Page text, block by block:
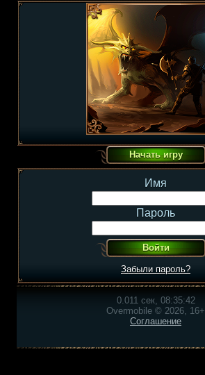
Имя
Пароль
Забыли пароль?
0.011 сек, 08:35:42
Overmobile © 2026, 16+
Соглашение